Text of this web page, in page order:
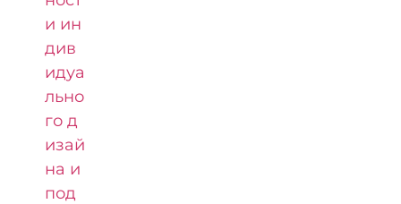
и ин
див
идуа
льно
го д
изай
на и
под